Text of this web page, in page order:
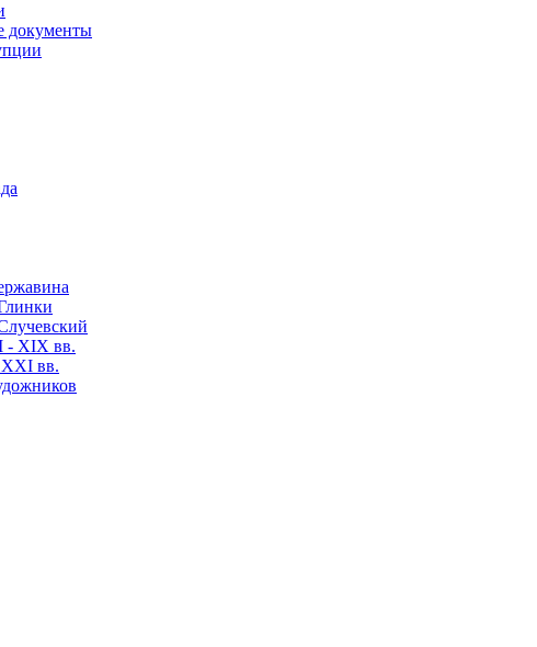
документы
- XIX вв.
вв.